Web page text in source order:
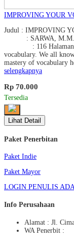
IMPROVING YOUR
Judul : IMPROVING
: SARWA, M.M.,
: 116 Halaman
vocabulary. We all
mastery of vocabulary
selengkapnya
Rp 70.000
Tersedia
Lihat Detail
Paket Penerbitan
Paket Indie
Paket Mayor
LOGIN PENULIS
Info Perusahaan
Alamat : Jl.
WA Penerbit :